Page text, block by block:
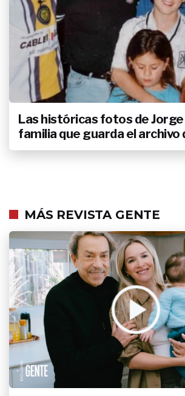
Las históricas fotos de Jorge
familia que guarda el archivo
MÁS REVISTA GENTE